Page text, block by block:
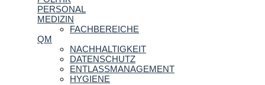
PERSONAL
MEDIZIN
FACHBEREICHE
QM
NACHHALTIGKEIT
DATENSCHUTZ
ENTLASSMANAGEMENT
HYGIENE